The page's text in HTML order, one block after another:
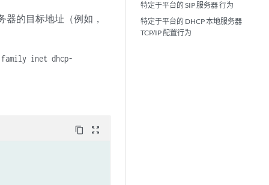
特定于平台的SIP 服务器行为
特定于平台的 DHCP 本地服务器
TCP/IP 配置行为
器的目标地址（例如，
inet dhcp-
content_copy zoom_out_map